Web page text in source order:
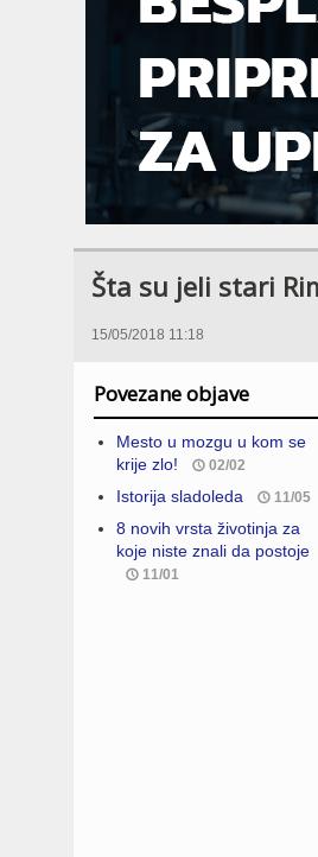
Šta su jeli stari
15/05/2018 11:18
Povezane objave
Mesto u mozgu u kom se
krije zlo!
02/02
Istorija sladoleda 11/05
8 novih vrsta životinja za
koje niste znali da postoje
11/01